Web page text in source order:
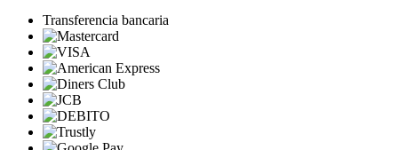
Transferencia bancaria